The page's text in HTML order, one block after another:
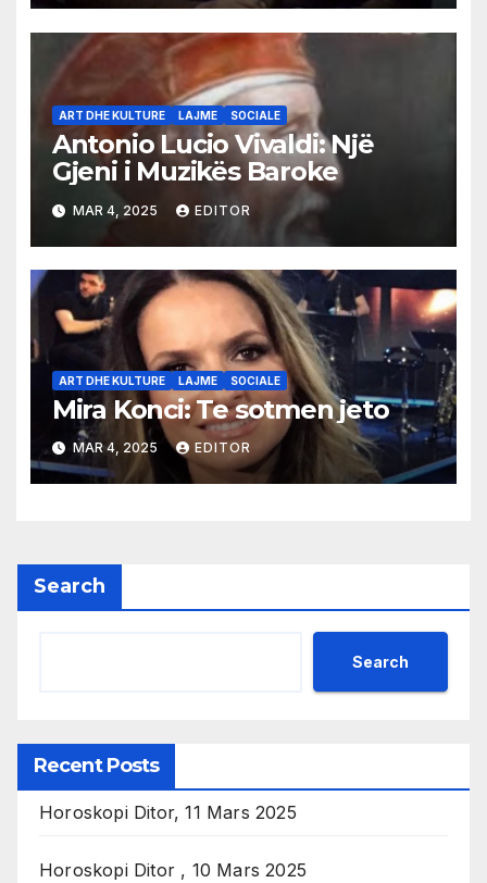
ART DHE KULTURE LAJME SOCIALE
Antonio Lucio Vivaldi: Një
Gjeni i Muzikës Baroke
MAR 4, 2025 EDITOR
ART DHE KULTURE LAJME SOCIALE
Mira Konci: Te sotmen jeto
MAR 4, 2025 EDITOR
Search
Search
Recent Posts
Horoskopi Ditor, 11 Mars 2025
Horoskopi Ditor , 10 Mars 2025